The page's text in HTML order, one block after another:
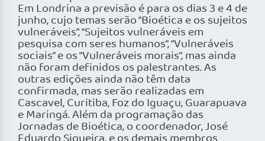
Em Londrina a previsão é para os dias 3 e 4 de
junho, cujo temas serão “Bioética e os sujeitos
vulneráveis”, “Sujeitos vulneráveis em
pesquisa com seres humanos”, “Vulneráveis
sociais” e os “Vulneráveis morais”, mas ainda
não foram definidos os palestrantes. As
outras edições ainda não têm data
confirmada, mas serão realizadas em
Cascavel, Curitiba, Foz do Iguaçu, Guarapuava
e Maringá. Além da programação das
Jornadas de Bioética, o coordenador, José